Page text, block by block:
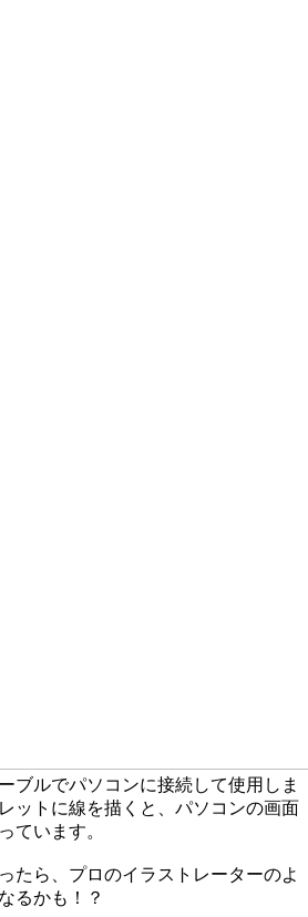
ブルでパソコンに接続して使用しま
ットに線を描くと、パソコンの画面
ています。
たら、プロのイラストレーターのよ
るかも！？